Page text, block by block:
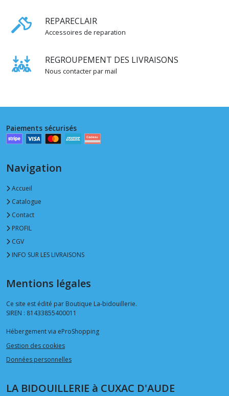
REPARECLAIR
Accessoires de reparation
REGROUPEMENT DES LIVRAISONS
Nous contacter par mail
Paiements sécurisés
Navigation
Accueil
Catalogue
Contact
PROFIL
CGV
INFO SUR LES LIVRAISONS
Mentions légales
Ce site est édité par Boutique La-bidouillerie.
SIREN : 81433855400011
Hébergement via eProShopping
Gestion des cookies
Données personnelles
LA BIDOUILLERIE à CUXAC D'AUDE